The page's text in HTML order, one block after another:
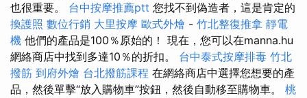
也很重要。 台中按摩推薦ptt 您找不到偽造者，這是肯定的
換護照 數位行銷 大里按摩 歐式外燴 - 竹北整復推拿 靜電
機 他們的產品是100％原始的！ 現在，您可以在manna.hu
網絡商店中找到多達10％的折扣。 台中泰式按摩排毒 竹北
撥筋 到府外燴 台北撥筋課程 在網絡商店中選擇您想要的產
品，然後單擊“放入購物車”按鈕，然後自動移至購物車。 桃